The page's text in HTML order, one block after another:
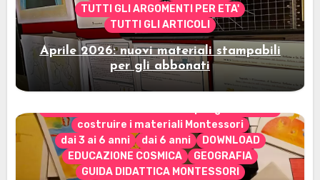
TUTTI GLI ARGOMENTI PER ETA'
TUTTI GLI ARTICOLI
Aprile 2026: nuovi materiali stampabili
per gli abbonati
costruire i materiali Montessori
dai 3 ai 6 anni
dai 6 anni
DOWNLOAD
EDUCAZIONE COSMICA
GEOGRAFIA
GUIDA DIDATTICA MONTESSORI